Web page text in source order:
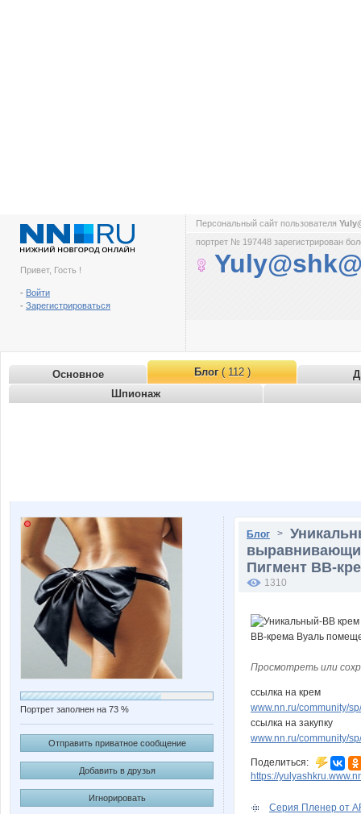
Привет, Гость !
- Войти
- Зарегистрироваться
Персональный сайт пользователя
портрет № 197448 зарегистрирован
Основное Блог( 112 )
Шпионаж
Портрет заполнен на 73 %
Отправить приватное сообщение
Добавить в друзья
Игнорировать
Блог >
Пигмент ВВ-
1310
Просмотреть или
ссылка на крем
www.nn.ru/community/
ссылка на закупку
www.nn.ru/community/
Поделиться:
https://
Серия Пленер от